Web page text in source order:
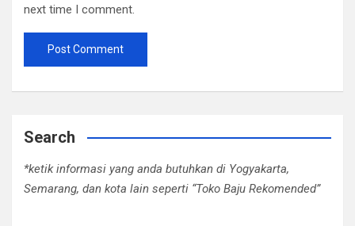
next time I comment.
Search
*ketik informasi yang anda butuhkan di Yogyakarta,
Semarang, dan kota lain seperti “Toko Baju Rekomended”